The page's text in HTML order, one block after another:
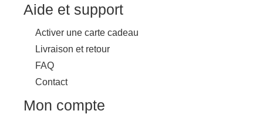
Aide et support
Activer une carte cadeau
Livraison et retour
FAQ
Contact
Mon compte